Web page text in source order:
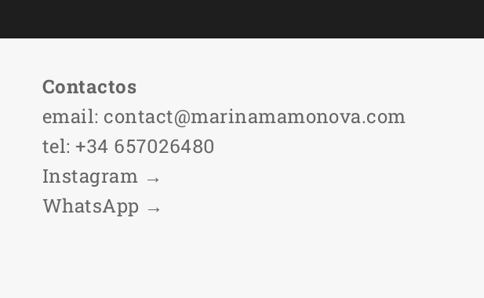
Сontactos
email: contact@marinamamonova.com
tel: +34 657026480
Instagram →
WhatsApp →